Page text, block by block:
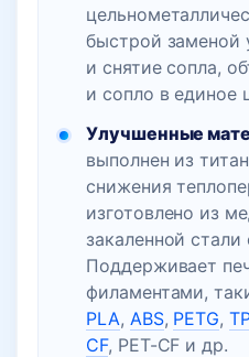
быстрой заменой
и снятие сопла,
и сопло в единое
Улучшенные
выполнен из
снижения
изготовлено из
закаленной
Поддерживает
филаментами,
PLA, ABS, PETG,
CF, PET-CF и др.